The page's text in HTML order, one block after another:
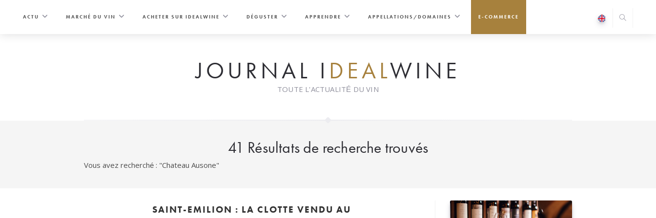
ACTU MARCHÉ DU VIN ACHETER SUR IDEALWINE DÉGUSTER APPRENDRE APPELLATIONS/DOMAINES E-COMMERCE
JOURNAL I DEALWINE
TOUTE L'ACTUALITÉ DU VIN
41 Résultats de recherche trouvés
Vous avez recherché : "Chateau Ausone"
SAINT-EMILION : LA CLOTTE VENDU AU